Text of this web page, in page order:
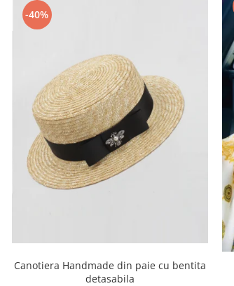
-40%
Canotiera Handmade din paie cu bentita
detasabila